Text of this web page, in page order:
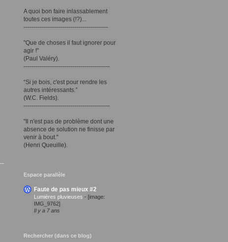
A quoi bon faire inlassablement
toutes ces images (!?)...
-------------------------------------------
"Que de choses il faut ignorer pour
agir !"
(Paul Valéry).
--------------------------------------------
“Si je bois, c'est pour rendre les
autres intéressants.”
(W.C. Fields).
--------------------------------------------
"Il n'est pas de problème dont une
absence de solution ne finisse par
venir à bout."
(Henri Queuille).
Espace parallèle
Faute de pas mieux #2
Lumières pluvieuses - [image:
IMG_9762]
Il y a 7 ans
Rechercher (dans ce blog)